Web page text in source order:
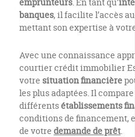
banques, il facilite l’accès
mettant son expertise à
Avec une connaissance
courtier crédit immobilier
votre situation financière
les plus adaptées. Il
différentsétablissements
conditions de financement,
de votre demande de prêt.